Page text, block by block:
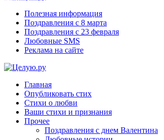
Полезная информация
Поздравления с 8 марта
Поздравления с 23 февраля
Любовные SMS
Реклама на сайте
Главная
Опубликовать стих
Стихи о любви
Ваши стихи и признания
Прочее
Поздравления с днем Валентина